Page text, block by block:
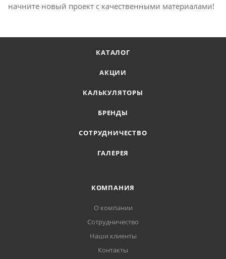
начните новый проект с качественными материалами!
КАТАЛОГ
АКЦИИ
КАЛЬКУЛЯТОРЫ
БРЕНДЫ
СОТРУДНИЧЕСТВО
ГАЛЕРЕЯ
КОМПАНИЯ
О компании
Сотрудничество
Наши клиенты
Контакты